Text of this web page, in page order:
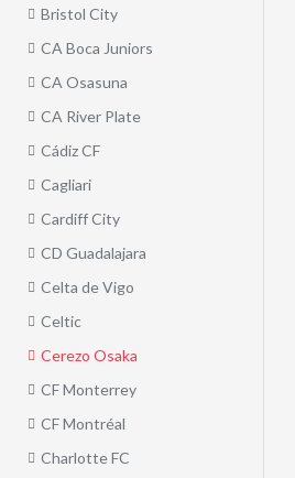
Bristol City
CA Boca Juniors
CA Osasuna
CA River Plate
Cádiz CF
Cagliari
Cardiff City
CD Guadalajara
Celta de Vigo
Celtic
Cerezo Osaka
CF Monterrey
CF Montréal
Charlotte FC